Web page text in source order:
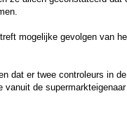
mogelijke gevolgen van
dat er twee controleurs in de
vanuit de supermarkteigenaar